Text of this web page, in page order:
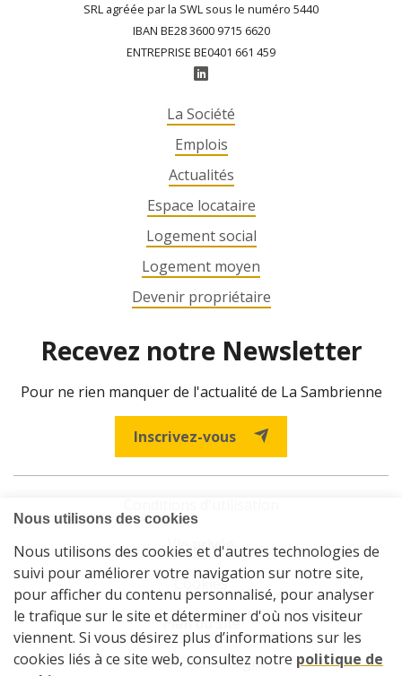
SRL agréée par la SWL sous le numéro 5440
IBAN BE28 3600 9715 6620
ENTREPRISE BE0401 661 459
La Société
Emplois
Actualités
Espace locataire
Logement social
Logement moyen
Devenir propriétaire
Recevez notre Newsletter
Pour ne rien manquer de l'actualité de La Sambrienne
Inscrivez-vous
Vie privée
Cookies
Plan du site
Démarches en ligne